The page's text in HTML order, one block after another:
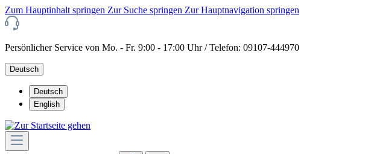
Zum Hauptinhalt springen Zur Suche springen Zur Hauptnavigation springen
Persönlicher Service von Mo. - Fr. 9:00 - 17:00 Uhr / Telefon: 09107-444970
Deutsch
Deutsch
English